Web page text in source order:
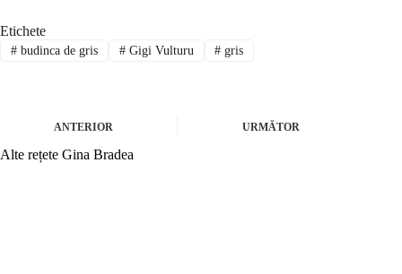
Etichete
#budinca de gris #Gigi Vulturu # gris
ANTERIOR URMĂTOR
Alte rețete Gina Bradea